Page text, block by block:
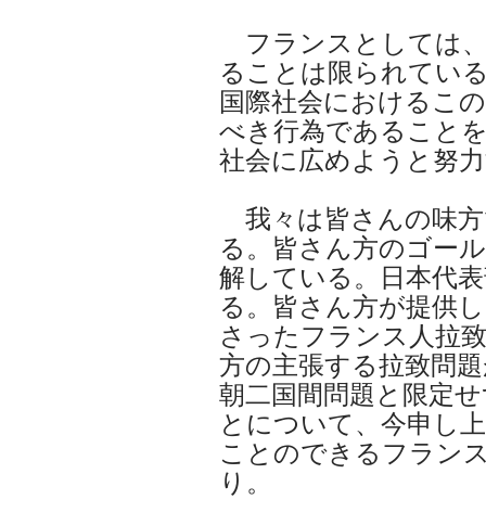
フランスとしては
ることは限られてい
国際社会におけるこ
べき行為であること
社会に広めようと努
我々は皆さんの味
る。皆さん方のゴー
解している。日本代
る。皆さん方が提供
さったフランス人拉
方の主張する拉致問
朝二国間問題と限定
とについて、今申し
ことのできるフラン
り。